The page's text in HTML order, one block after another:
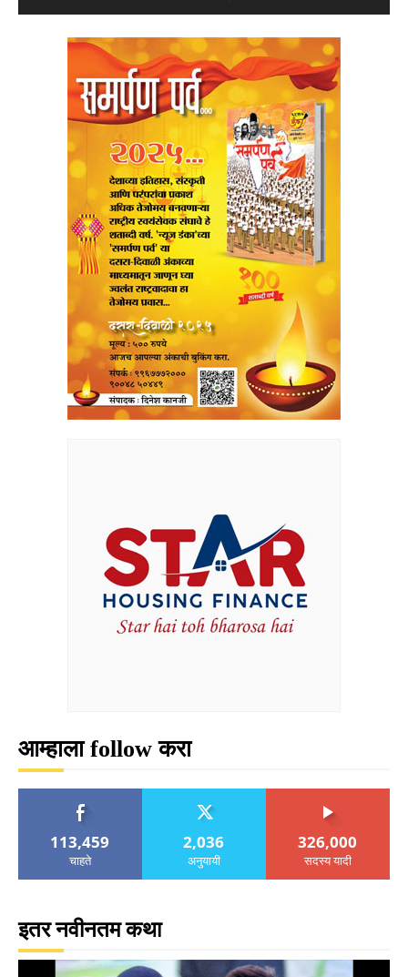
आम्हाला follow करा
113,459
चाहते
2,036
अनुयायी
326,000
सदस्य यादी
इतर नवीनतम कथा